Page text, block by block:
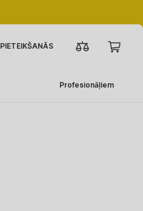
PIETEIKŠANĀS
Profesionāļiem